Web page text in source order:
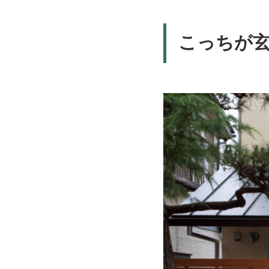
こっちが